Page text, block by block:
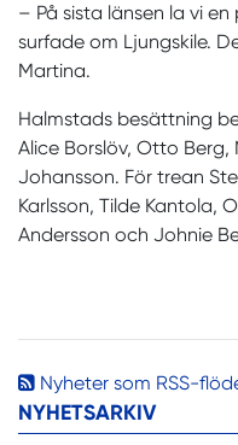
Nyheter som RSS-
NYHETSARKIV
– På sista länsen la vi
surfade om Ljungskile.
Martina.
Halmstads besättning
Alice Borslöv, Otto
Johansson. För trean
Karlsson, Tilde Kantola,
Andersson och Johnie